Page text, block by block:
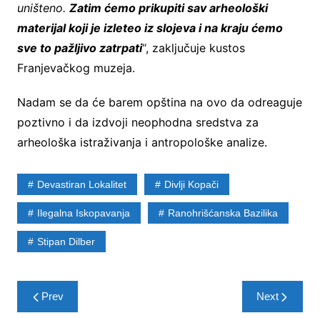
uništeno. Zatim ćemo prikupiti sav arheološki
materijal koji je izleteo iz slojeva i na kraju ćemo
sve to pažljivo zatrpati“, zaključuje kustos
Franjevačkog muzeja.
Nadam se da će barem opština na ovo da odreaguje
poztivno i da izdvoji neophodna sredstva za
arheološka istraživanja i antropološke analize.
Devastiran Lokalitet Divlji Kopači
Ilegalna Iskopavanja Ranohrišćanska Bazilika
Stipan Dilber
Post
navigation
Prev Next